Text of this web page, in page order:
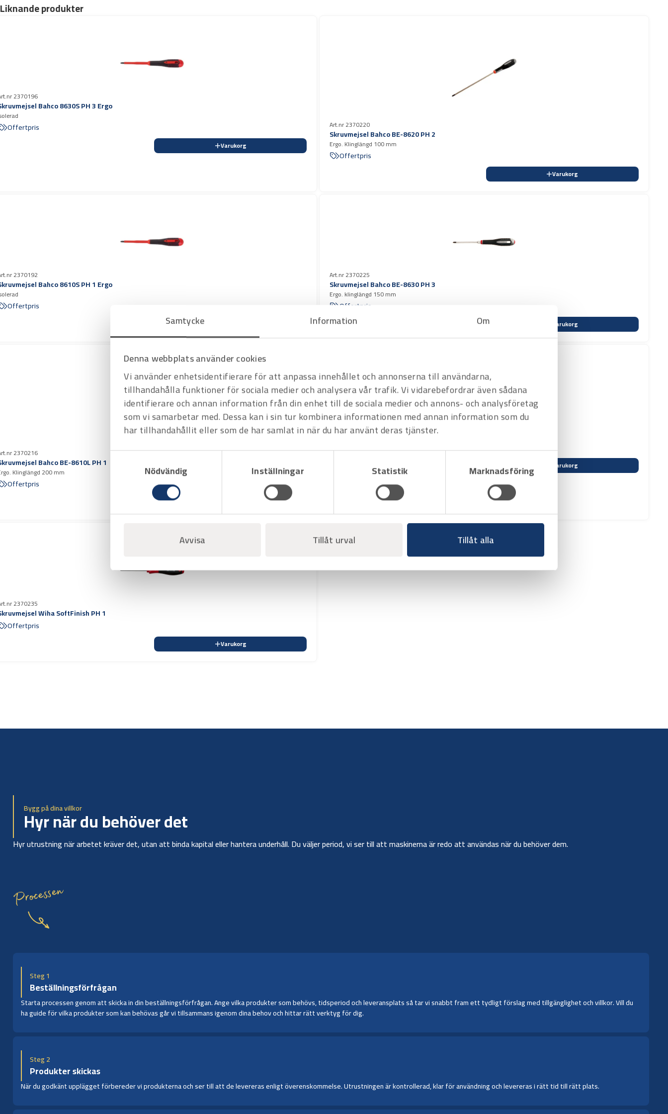
Samtycke Information Om
Denna webbplats använder cookies
Vi använder enhetsidentifierare för att anpassa innehållet och annonserna till användarna,
tillhandahålla funktioner för sociala medier och analysera vår trafik. Vi vidarebefordrar även sådana
identifierare och annan information från din enhet till de sociala medier och annons- och analysföretag
som vi samarbetar med. Dessa kan i sin tur kombinera informationen med annan information som du
har tillhandahållit eller som de har samlat in när du har använt deras tjänster.
Nödvändig
Inställningar Statistik Marknadsföring
Avvisa Tillåt urval Tillåt alla
Liknande produkter
2370196
Bahco 8630S PH 3 Ergo
Offertpris
Varukorg
Art.nr 2370220
Skruvmejsel Bahco BE-8620 PH 2
Ergo. Klinglängd 100 mm
Offertpris
Varukorg
2370192
Bahco 8610S PH 1 Ergo
Offertpris
Art.nr 2370225
Skruvmejsel Bahco BE-8630 PH 3
Ergo. klinglängd 150 mm
Offertpris
Varukorg
2370216
Bahco BE-8610L PH 1
Klinglängd 200 mm
Offertpris
Art.nr 2370237
Skruvmejsel Wiha SoftFinish PH 2
Offertpris
Varukorg
2370235
Wiha SoftFinish PH 1
Offertpris
Varukorg
Bygg på dina villkor
Hyr när du behöver det
Hyr utrustning när arbetet kräver det, utan att binda kapital eller hantera underhåll. Du väljer period, vi ser till att maskinerna är redo att användas när du behöver dem.
Processen
Steg 1
Beställningsförfrågan
Starta processen genom att skicka in din beställningsförfrågan. Ange vilka produkter som behövs, tidsperiod och leveransplats så tar vi snabbt fram ett tydligt förslag med tillgänglighet och villkor. Vill du
ha guide för vilka produkter som kan behövas går vi tillsammans igenom dina behov och hittar rätt verktyg för dig.
Steg 2
Produkter skickas
När du godkänt upplägget förbereder vi produkterna och ser till att de levereras enligt överenskommelse. Utrustningen är kontrollerad, klar för användning och levereras i rätt tid till rätt plats.